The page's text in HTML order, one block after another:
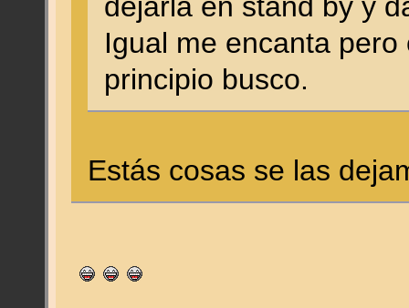
Igual me encanta
principio busco.
Estás cosas se las